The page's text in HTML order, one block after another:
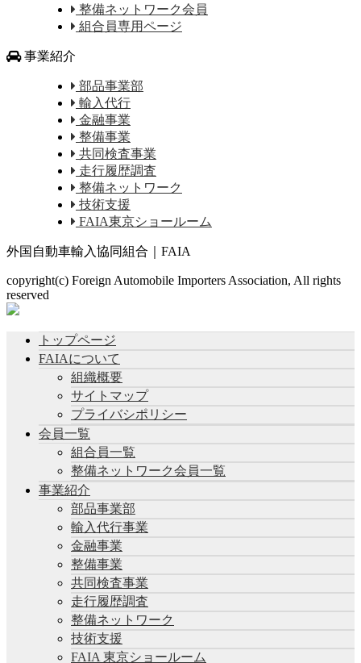
整備ネットワーク会員
組合員専用ページ
事業紹介
部品事業部
輸入代行
金融事業
整備事業
共同検査事業
走行履歴調査
整備ネットワーク
技術支援
FAIA東京ショールーム
外国自動車輸入協同組合｜FAIA
copyright(c) Foreign Automobile Importers Association, All rights
reserved
トップページ
FAIAについて
組織概要
サイトマップ
プライバシポリシー
会員一覧
組合員一覧
整備ネットワーク会員一覧
事業紹介
部品事業部
輸入代行事業
金融事業
整備事業
共同検査事業
走行履歴調査
整備ネットワーク
技術支援
FAIA 東京ショールーム